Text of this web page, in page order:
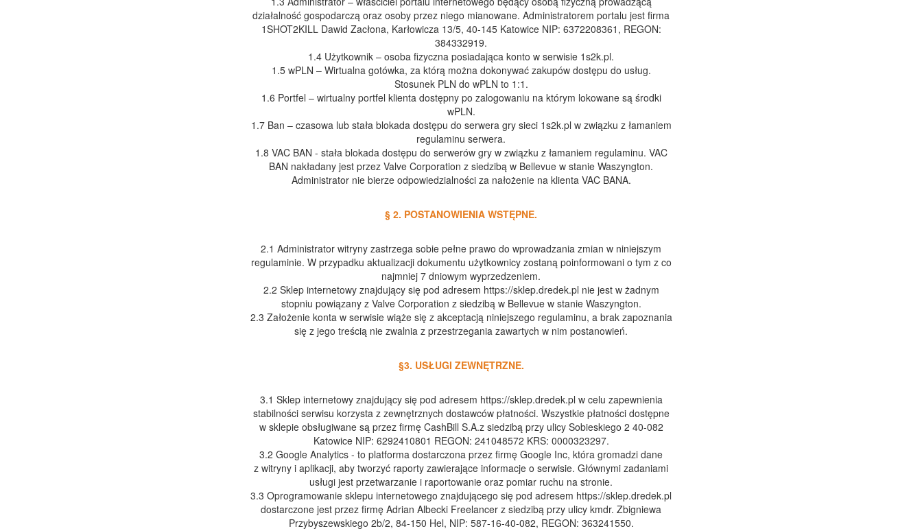
działalność gospodarczą oraz osoby przez niego mianowane. Administratorem portalu jest firma
1SHOT2KILL Dawid Zacłona, Karłowicza 13/5, 40-145 Katowice NIP: 6372208361, REGON:
384332919.
1.4 Użytkownik – osoba fizyczna posiadająca konto w serwisie 1s2k.pl.
1.5 wPLN – Wirtualna gotówka, za którą można dokonywać zakupów dostępu do usług.
Stosunek PLN do wPLN to 1:1.
1.6 Portfel – wirtualny portfel klienta dostępny po zalogowaniu na którym lokowane są środki
wPLN.
1.7 Ban – czasowa lub stała blokada dostępu do serwera gry sieci 1s2k.pl w związku z łamaniem
regulaminu serwera.
1.8 VAC BAN - stała blokada dostępu do serwerów gry w związku z łamaniem regulaminu. VAC
BAN nakładany jest przez Valve Corporation z siedzibą w Bellevue w stanie Waszyngton.
Administrator nie bierze odpowiedzialności za nałożenie na klienta VAC BANA.
§ 2. POSTANOWIENIA WSTĘPNE.
2.1 Administrator witryny zastrzega sobie pełne prawo do wprowadzania zmian w niniejszym
regulaminie. W przypadku aktualizacji dokumentu użytkownicy zostaną poinformowani o tym z co
najmniej 7 dniowym wyprzedzeniem.
2.2 Sklep internetowy znajdujący się pod adresem https://sklep.dredek.pl nie jest w żadnym
stopniu powiązany z Valve Corporation z siedzibą w Bellevue w stanie Waszyngton.
2.3 Założenie konta w serwisie wiąże się z akceptacją niniejszego regulaminu, a brak zapoznania
się z jego treścią nie zwalnia z przestrzegania zawartych w nim postanowień.
§3. USŁUGI ZEWNĘTRZNE.
3.1 Sklep internetowy znajdujący się pod adresem https://sklep.dredek.pl w celu zapewnienia
stabilności serwisu korzysta z zewnętrznych dostawców płatności. Wszystkie płatności dostępne
w sklepie obsługiwane są przez firmę CashBill S.A.z siedzibą przy ulicy Sobieskiego 2 40-082
Katowice NIP: 6292410801 REGON: 241048572 KRS: 0000323297.
3.2 Google Analytics - to platforma dostarczona przez firmę Google Inc, która gromadzi dane
z witryny i aplikacji, aby tworzyć raporty zawierające informacje o serwisie. Głównymi zadaniami
usługi jest przetwarzanie i raportowanie oraz pomiar ruchu na stronie.
3.3 Oprogramowanie sklepu internetowego znajdującego się pod adresem https://sklep.dredek.pl
dostarczone jest przez firmę Adrian Albecki Freelancer z siedzibą przy ulicy kmdr. Zbigniewa
Przybyszewskiego 2b/2, 84-150 Hel, NIP: 587-16-40-082, REGON: 363241550.